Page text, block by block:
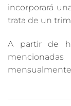
incorporará
trata de un
A partir de